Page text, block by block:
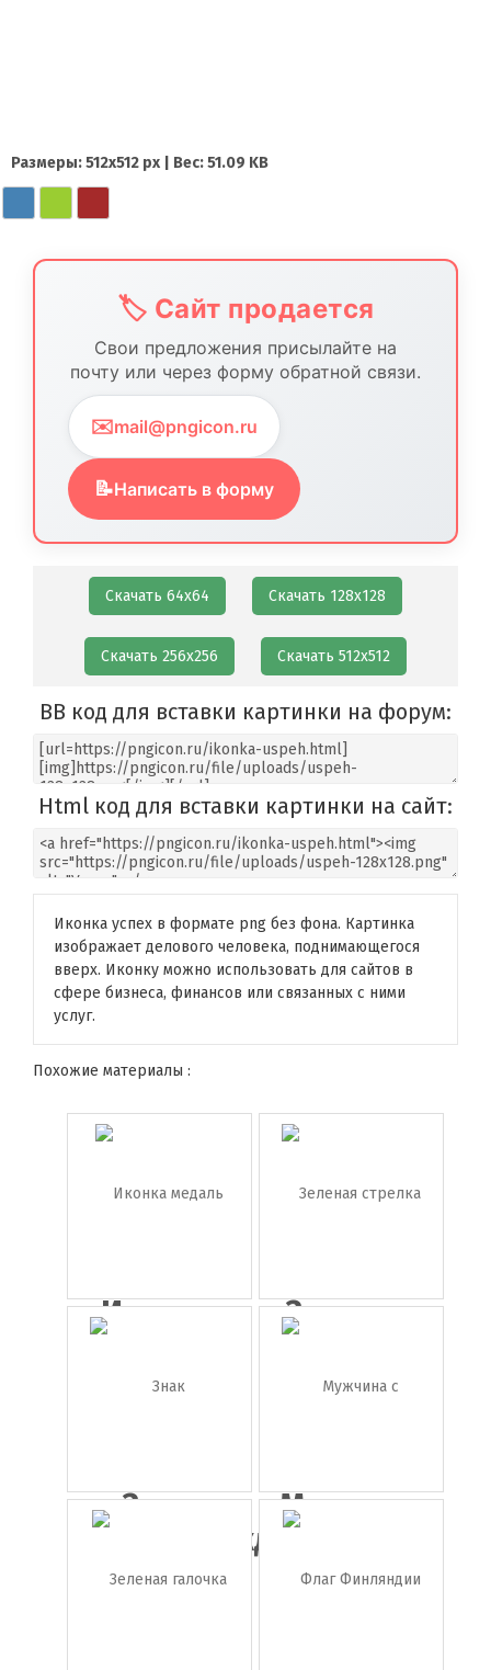
Размеры: 512x512 px | Вес: 51.09 KB
🏷️ Сайт продается
Свои предложения присылайте на
почту или через форму обратной связи.
✉️mail@pngicon.ru
📝Написать в форму
Скачать 64х64 Скачать 128х128
Скачать 256х256 Скачать 512х512
BB код для вставки картинки на форум:
Html код для вставки картинки на сайт:
Иконка успех в формате png без фона. Картинка
изображает делового человека, поднимающегося
вверх. Иконку можно использовать для сайтов в
сфере бизнеса, финансов или связанных с ними
услуг.
Похожие материалы :
Иконка
медаль
Зеленая
стрелка
н...
Знак
предупрежден...
Мужчина
бинокле...